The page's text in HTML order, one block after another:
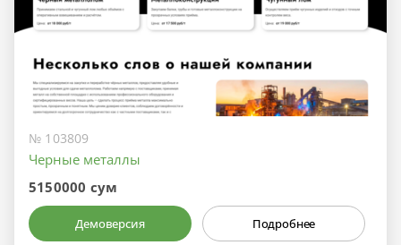
№ 103809
Черные металлы
5150000 сум
Демоверсия Подробнее